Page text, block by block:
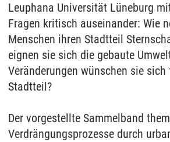
Leuphana Universität Lüneburg
Fragen kritisch auseinander: Wie
Menschen ihren Stadtteil
eignen sie sich die gebaute
Veränderungen wünschen sie sich
Stadtteil?
Der vorgestellte Sammelband
Verdrängungsprozesse durch